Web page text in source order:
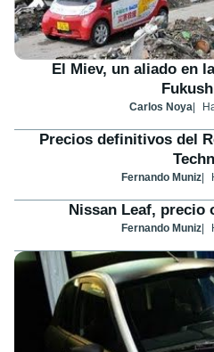
El Miev, un aliado en
Carlos Noya
Precios definitivos del
Fernando Muniz
Nissan Leaf, precio
Fernando Muniz